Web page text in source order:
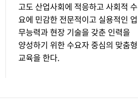
고도 산업사회에 적응하고 사회적 수
요에 민감한 전문적이고 실용적인 업
무능력과 현장 기술을 갖춘 인력을
양성하기 위한 수요자 중심의 맞춤형
교육을 한다.